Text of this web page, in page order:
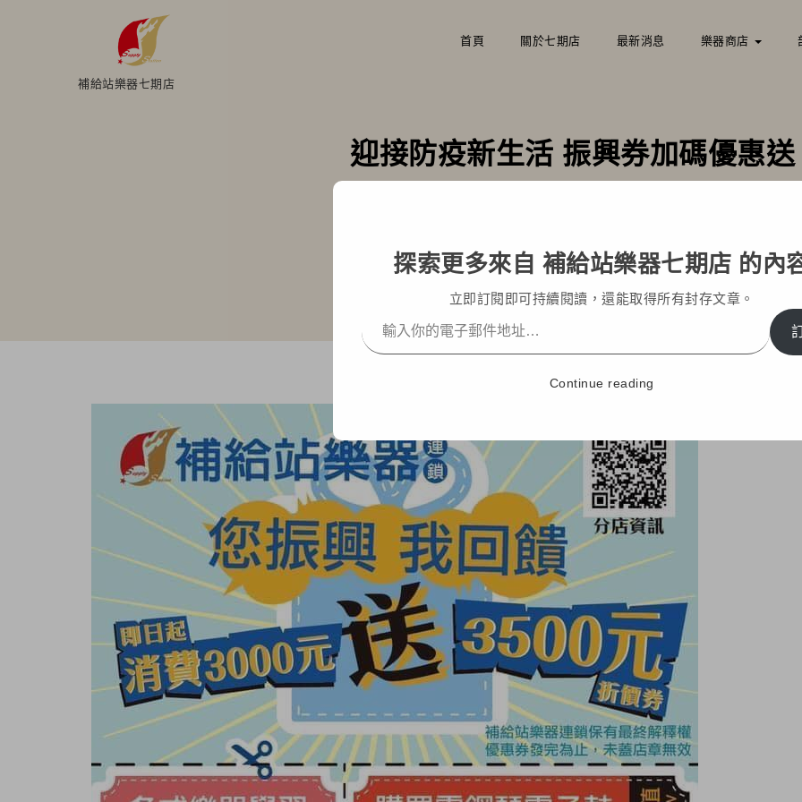
補給站樂器七期店
首頁 關於七期店 最新消息 樂器商店
迎接防疫新生活 振興券加碼優惠送
探索更多來自 補給站樂器七期店 的內
立即訂閱即可持續閱讀，還能取得所有封存文章。
Continue reading